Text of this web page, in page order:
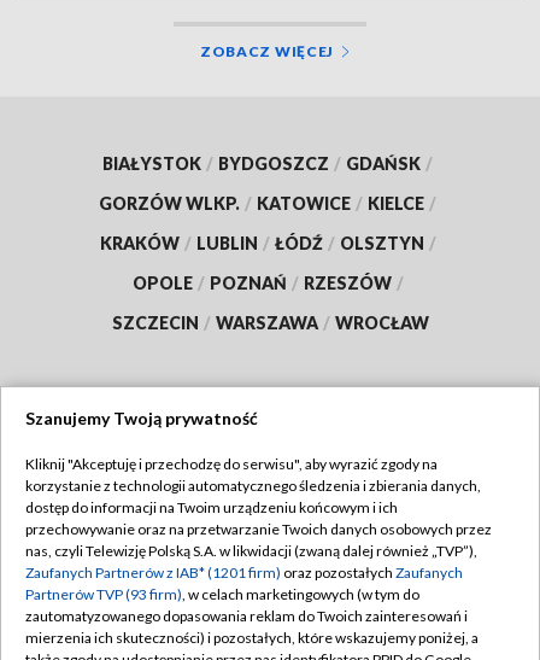
ZOBACZ WIĘCEJ
BIAŁYSTOK / BYDGOSZCZ / GDAŃSK /
GORZÓW WLKP. / KATOWICE / KIELCE /
KRAKÓW / LUBLIN / ŁÓDŹ / OLSZTYN /
OPOLE / POZNAŃ / RZESZÓW /
SZCZECIN / WARSZAWA / WROCŁAW
TVP
Abonament TVP
Emisja w TVP
Centrum informacji TVP
Naziemna Telewizja Cyfrowa
Regulamin TVP
Polityka prywatności
Moje zgody
Pomoc
Szanujemy Twoją prywatność
Kliknij "Akceptuję i przechodzę do serwisu", aby wyrazić zgody na
korzystanie z technologii automatycznego śledzenia i zbierania danych,
dostęp do informacji na Twoim urządzeniu końcowym i ich
przechowywanie oraz na przetwarzanie Twoich danych osobowych przez
nas, czyli Telewizję Polską S.A. w likwidacji (zwaną dalej również „TVP”),
Zaufanych Partnerów z IAB* (1201 firm) oraz pozostałych Zaufanych
Partnerów TVP (93 firm), w celach marketingowych (w tym do
zautomatyzowanego dopasowania reklam do Twoich zainteresowań i
mierzenia ich skuteczności) i pozostałych, które wskazujemy poniżej, a